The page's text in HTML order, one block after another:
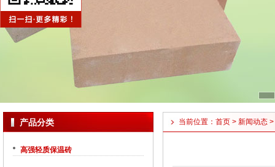
产品分类
高强轻质保温砖
当前位置： 首页 > 新闻动态 >